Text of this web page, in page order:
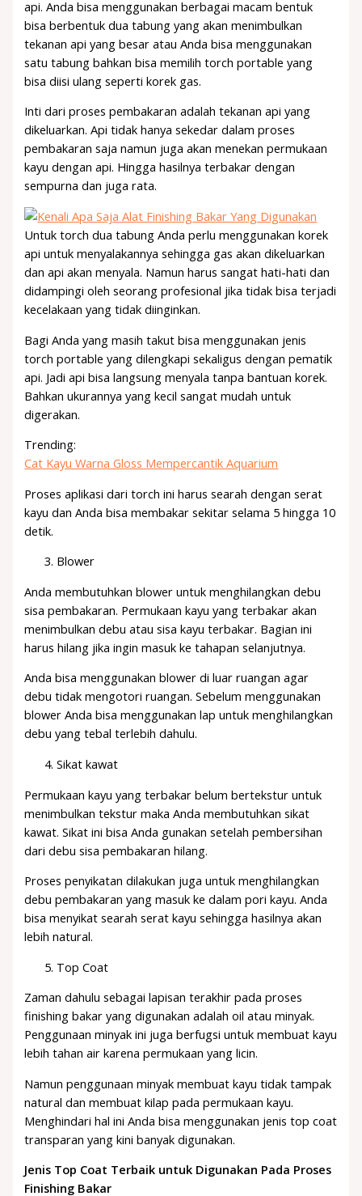
api. Anda bisa menggunakan berbagai macam bentuk
bisa berbentuk dua tabung yang akan menimbulkan
tekanan api yang besar atau Anda bisa menggunakan
satu tabung bahkan bisa memilih torch portable yang
bisa diisi ulang seperti korek gas.
Inti dari proses pembakaran adalah tekanan api yang
dikeluarkan. Api tidak hanya sekedar dalam proses
pembakaran saja namun juga akan menekan permukaan
kayu dengan api. Hingga hasilnya terbakar dengan
sempurna dan juga rata.
Untuk torch dua tabung Anda perlu menggunakan korek
api untuk menyalakannya sehingga gas akan dikeluarkan
dan api akan menyala. Namun harus sangat hati-hati dan
didampingi oleh seorang profesional jika tidak bisa terjadi
kecelakaan yang tidak diinginkan.
Bagi Anda yang masih takut bisa menggunakan jenis
torch portable yang dilengkapi sekaligus dengan pematik
api. Jadi api bisa langsung menyala tanpa bantuan korek.
Bahkan ukurannya yang kecil sangat mudah untuk
digerakan.
Trending:
Cat Kayu Warna Gloss Mempercantik Aquarium
Proses aplikasi dari torch ini harus searah dengan serat
kayu dan Anda bisa membakar sekitar selama 5 hingga 10
detik.
Blower
Anda membutuhkan blower untuk menghilangkan debu
sisa pembakaran. Permukaan kayu yang terbakar akan
menimbulkan debu atau sisa kayu terbakar. Bagian ini
harus hilang jika ingin masuk ke tahapan selanjutnya.
Anda bisa menggunakan blower di luar ruangan agar
debu tidak mengotori ruangan. Sebelum menggunakan
blower Anda bisa menggunakan lap untuk menghilangkan
debu yang tebal terlebih dahulu.
Sikat kawat
Permukaan kayu yang terbakar belum bertekstur untuk
menimbulkan tekstur maka Anda membutuhkan sikat
kawat. Sikat ini bisa Anda gunakan setelah pembersihan
dari debu sisa pembakaran hilang.
Proses penyikatan dilakukan juga untuk menghilangkan
debu pembakaran yang masuk ke dalam pori kayu. Anda
bisa menyikat searah serat kayu sehingga hasilnya akan
lebih natural.
Top Coat
Zaman dahulu sebagai lapisan terakhir pada proses
finishing bakar yang digunakan adalah oil atau minyak.
Penggunaan minyak ini juga berfugsi untuk membuat kayu
lebih tahan air karena permukaan yang licin.
Namun penggunaan minyak membuat kayu tidak tampak
natural dan membuat kilap pada permukaan kayu.
Menghindari hal ini Anda bisa menggunakan jenis top coat
transparan yang kini banyak digunakan.
Jenis Top Coat Terbaik untuk Digunakan Pada Proses
Finishing Bakar